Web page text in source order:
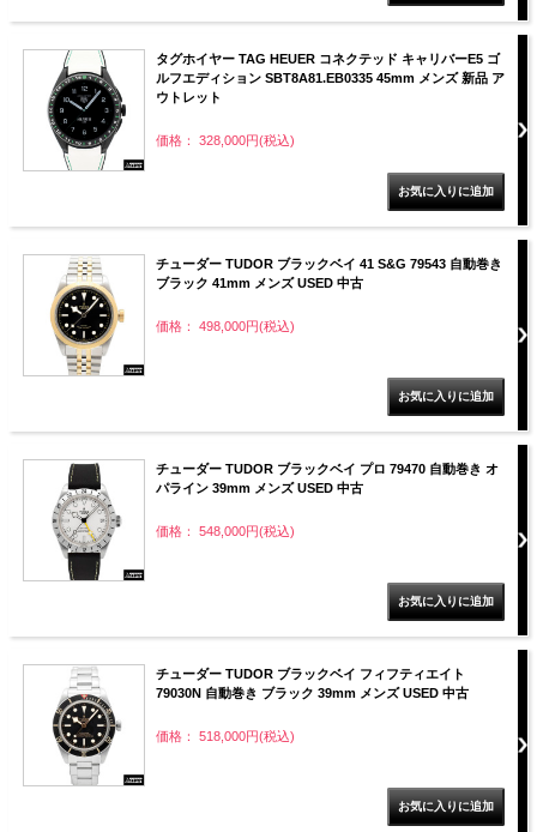
タグホイヤー TAG HEUER コネクテッド キャリバーE5 ゴ
ルフエディション SBT8A81.EB0335 45mm メンズ 新品 ア
ウトレット
価格： 328,000円(税込)
チューダー TUDOR ブラックベイ 41 S&G 79543 自動巻き
ブラック 41mm メンズ USED 中古
価格： 498,000円(税込)
チューダー TUDOR ブラックベイ プロ 79470 自動巻き オ
パライン 39mm メンズ USED 中古
価格： 548,000円(税込)
チューダー TUDOR ブラックベイ フィフティエイト
79030N 自動巻き ブラック 39mm メンズ USED 中古
価格： 518,000円(税込)